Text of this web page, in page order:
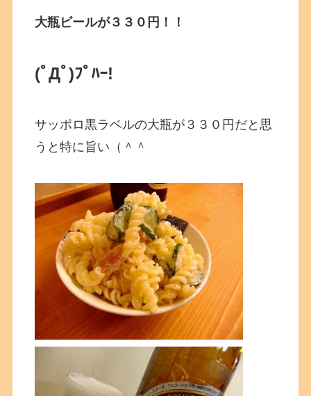
大瓶ビールが３３０円！！
(ﾟДﾟ)ﾌﾟﾊｰ!
サッポロ黒ラベルの大瓶が３３０円だと思
うと特に旨い（＾＾